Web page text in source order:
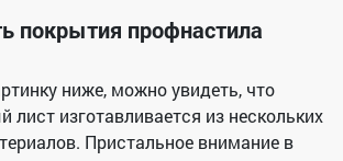
покрытия профнастила
ниже, можно увидеть, что
лист изготавливается из нескольких
Пристальное внимание в